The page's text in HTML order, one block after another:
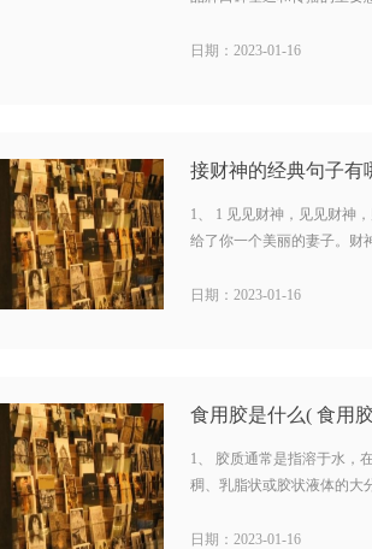
日期：2023-01-16
接财神的经典句子
1、 1 见见财神，见见财神
给了你一个美丽的妻子。财
日期：2023-01-16
食用胶是什么( 食用
1、 胶质通常是指溶于水，
稠、乳脂状或胶状液体的大
日期：2023-01-16